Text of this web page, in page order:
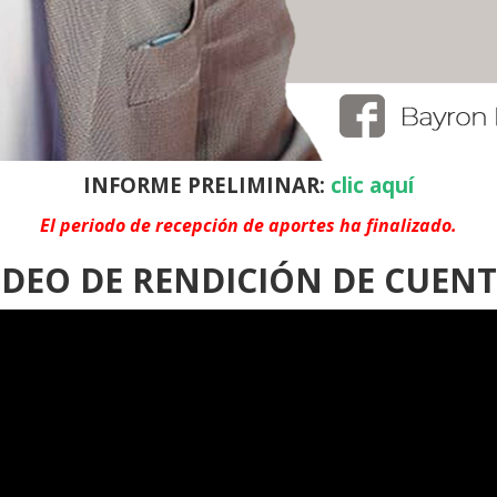
INFORME PRELIMINAR: clic aquí
El periodo de recepción de aportes ha finalizado.
DE RENDICIÓN DE